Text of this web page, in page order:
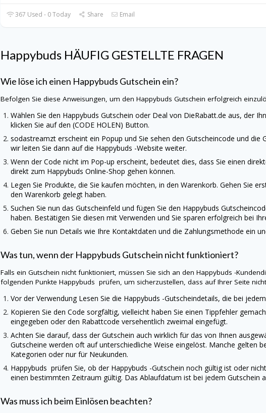
367 Used - 0 Today Share Email
Happybuds HÄUFIG GESTELLTE FRAGEN
Wie löse ich einen Happybuds Gutschein ein?
Befolgen Sie diese Anweisungen, um denHappybudsGutschein erfolgreich
Wählen Sie den HappybudsGutschein oder Deal von DieRabatt.de aus, der
klicken Sie auf den (CODE HOLEN) Button.
sodastreamzt erscheint ein Popup und Sie sehen den Gutscheincode und die
wir leiten Sie dann auf die Happybuds -Website weiter.
Wenn der Code nicht im Pop-up erscheint, bedeutet dies, dass Sie einen
direkt zum HappybudsOnline-Shop gehen können.
Legen Sie Produkte, die Sie kaufen möchten, in den Warenkorb. Gehen Sie
den Warenkorb gelegt haben.
Suchen Sie nun das Gutscheinfeld und fügen Sie den Happybuds
haben. Bestätigen Sie diesen mit Verwenden und Sie sparen erfolgreich bei
Geben Sie nun Details wie Ihre Kontaktdaten und die Zahlungsmethode ein
Was tun, wenn der Happybuds Gutschein nicht funktioniert?
Falls ein Gutschein nicht funktioniert, müssen Sie sich an denHappybuds-
folgenden Punkte Happybuds prüfen, um sicherzustellen, dass auf Ihrer Seite
Vor der Verwendung Lesen Sie die Happybuds -Gutscheindetails, die bei
Kopieren Sie den Code sorgfältig, vielleicht haben Sie einen Tippfehler
eingegeben oder den Rabattcode versehentlich zweimal eingefügt.
Achten Sie darauf, dass der Gutschein auch wirklich für das von Ihnen
Gutscheine werden oft auf unterschiedliche Weise eingelöst. Manche gelten
Kategorien oder nur für Neukunden.
Happybuds prüfen Sie, ob der Happybuds -Gutschein noch gültig ist oder
einen bestimmten Zeitraum gültig. Das Ablaufdatum ist bei jedem Gutschein
Was muss ich beim Einlösen beachten?